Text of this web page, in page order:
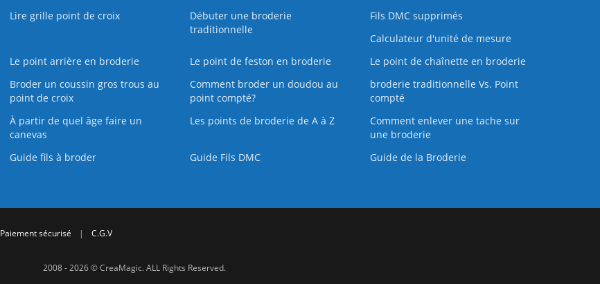
Lire grille point de croix
Débuter une broderie
traditionnelle
Fils DMC supprimés
Calculateur d'unité de mesure
Le point arrière en broderie
Le point de feston en broderie
Le point de chaînette en broderie
Broder un coussin gros trous au
point de croix
Comment broder un doudou au
point compté?
broderie traditionnelle Vs. Point
compté
À partir de quel âge faire un
canevas
Les points de broderie de A à Z
Comment enlever une tache sur
une broderie
Guide fils à broder
Guide Fils DMC Guide de la Broderie
Paiement sécurisé | C.G.V
2008 - 2026 © CreaMagic. ALL Rights Reserved.